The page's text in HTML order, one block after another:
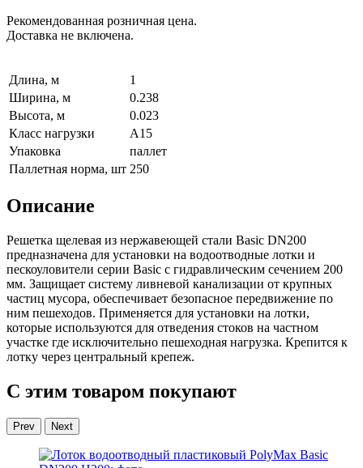
Рекомендованная розничная цена.
Доставка не включена.
Длина, м
1
Ширина, м
0.238
Высота, м
0.023
Класс нагрузки
А15
Упаковка
паллет
Паллетная норма, шт 250
Описание
Решетка щелевая из нержавеющей стали Basic DN200
предназначена для установки на водоотводные лотки и
пескоуловители серии Basic с гидравлическим сечением 200
мм. Защищает систему ливневой канализации от крупных
частиц мусора, обеспечивает безопасное передвижение по
ним пешеходов. Применяется для установки на лотки,
которые используются для отведения стоков на частном
участке где исключительно пешеходная нагрузка. Крепится к
лотку через центральный крепеж.
С этим товаром покупают
Prev Next